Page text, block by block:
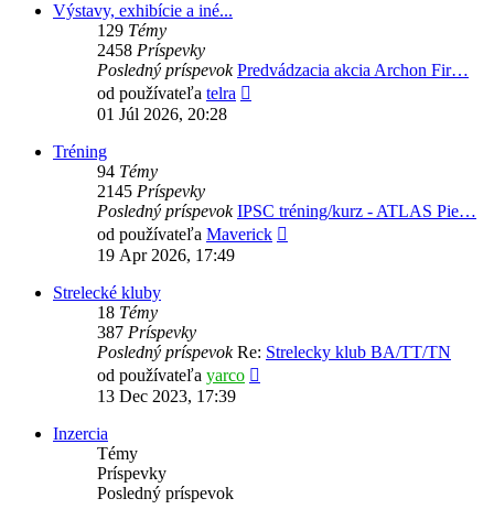
Výstavy, exhibície a iné...
129 Témy
2458 Príspevky
Posledný príspevok Predvádzacia akcia Archon Fir…
od používateľa telra
01 Júl 2026, 20:28
Tréning
94 Témy
2145 Príspevky
Posledný príspevok IPSC tréning/kurz - ATLAS Pie…
od používateľa Maverick
19 Apr 2026, 17:49
Strelecké kluby
18 Témy
387 Príspevky
Posledný príspevokRe: Strelecky klub BA/TT/TN
od používateľa yarco
13 Dec 2023, 17:39
Inzercia
Témy
Príspevky
Posledný príspevok